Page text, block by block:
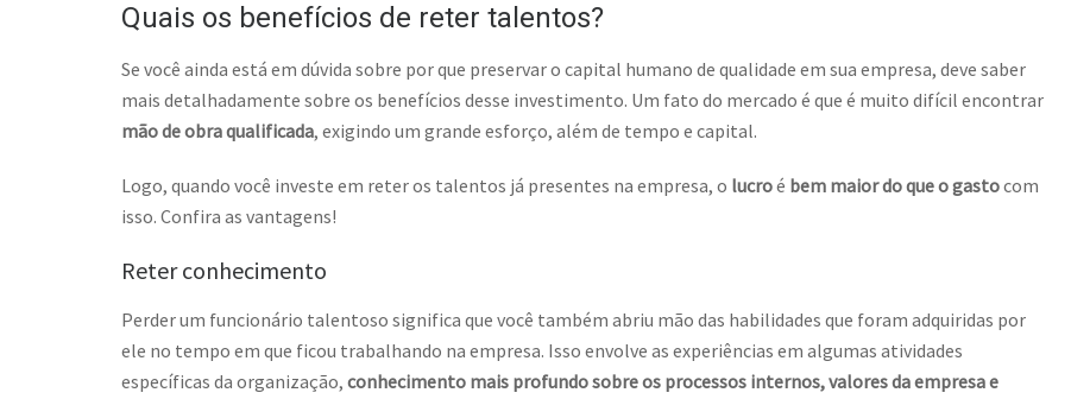
Quais os benefícios de reter talentos?
Se você ainda está em dúvida sobre por que preservar o capital humano de qualidade em sua empresa, deve saber
mais detalhadamente sobre os benefícios desse investimento. Um fato do mercado é que é muito difícil encontrar
mão de obra qualificada, exigindo um grande esforço, além de tempo e capital.
Logo, quando você investe em reter os talentos já presentes na empresa, o lucroé bem maior do que o gastocom
isso. Confira as vantagens!
Reter conhecimento
Perder um funcionário talentoso significa que você também abriu mão das habilidades que foram adquiridas por
ele no tempo em que ficou trabalhando na empresa. Isso envolve as experiências em algumas atividades
específicas da organização, conhecimento mais profundo sobre os processos internos, valores da empresa e